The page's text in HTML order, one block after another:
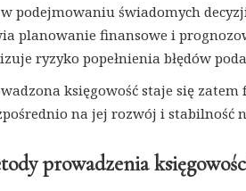
podejmowaniu świadomych
planowanie finansowe i
ryzyko popełnienia błędów
księgowość staje się
na jej rozwój i stabilność
prowadzenia